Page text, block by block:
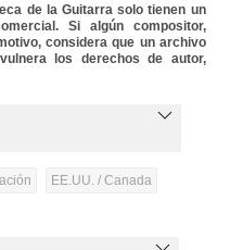
de la Guitarra solo tienen un
Si algún compositor,
considera que un archivo
los derechos de autor,
EE.UU. / Canada